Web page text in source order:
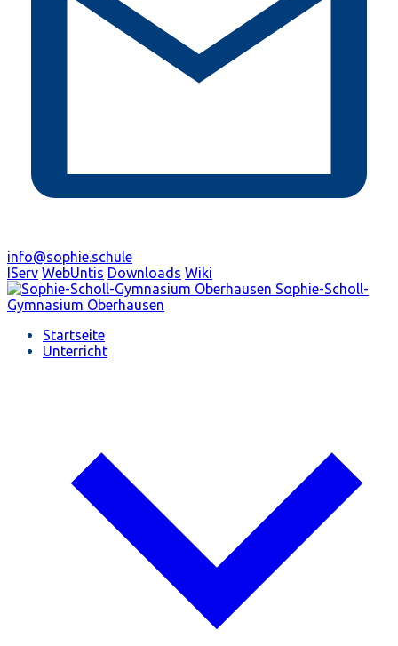
info@sophie.schule
IServ WebUntis Downloads Wiki
Sophie-Scholl-
Gymnasium Oberhausen
Startseite
Unterricht